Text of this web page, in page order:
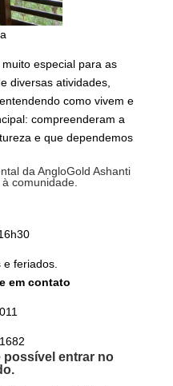
especial para as
diversas atividades,
como vivem e
compreenderam a
e que dependemos
da AngloGold Ashanti
comunidade.
feriados.
em contato​​​​​​​
possível entrar no